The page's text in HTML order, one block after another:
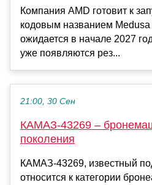
Компания AMD готовит к
кодовым названием Medusa
ожидается в начале 2027
уже появляются рез...
21:00, 30 Сен
КАМАЗ-43269 –
поколения
КАМАЗ-43269, известный
относится к категории